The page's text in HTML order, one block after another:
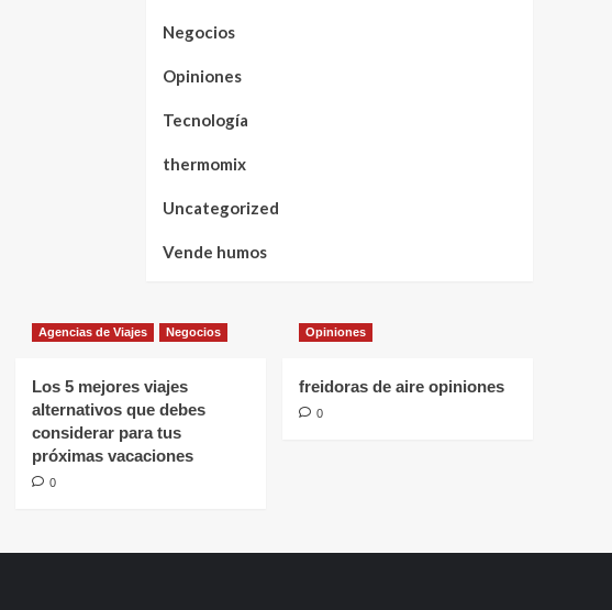
Negocios
Opiniones
Tecnología
thermomix
Uncategorized
Vende humos
Agencias de Viajes Negocios
Los 5 mejores viajes
alternativos que debes
considerar para tus
próximas vacaciones
0
Opiniones
freidoras de aire opiniones
0